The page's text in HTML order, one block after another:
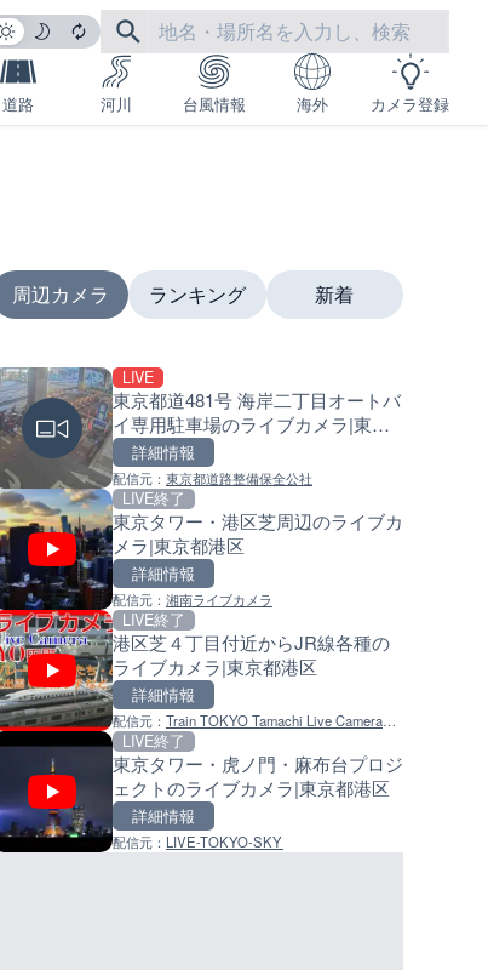
道路 河川 台風情報 海外 カメラ登録
周辺カメラ
LIVE
東京都道481号 海岸二丁目オートバ
イ専用駐車場のライブカメラ|東京
都港区
詳細情報
配信元： 東京都道路整備保全公社
LIVE終了
東京タワー・港区芝周辺のライブカ
メラ|東京都港区
詳細情報
配信元： 湘南ライブカメラ
LIVE終了
港区芝４丁目付近からJR線各種の
ライブカメラ|東京都港区
詳細情報
配信元： Train TOKYO Tamachi Live Camera
and Tourist spots
LIVE終了
東京タワー・虎ノ門・麻布台プロジ
ェクトのライブカメラ|東京都港区
詳細情報
配信元： LIVE-TOKYO-SKY
ランキング
いたみ花火大会のライブカメ
庫県伊丹市
配信元：いたみ花火大会ライブ配信用
石狩川 奈井江8号樋門のライ
ラ|北海道奈井江町
配信元：
広島県道6号 智教寺のライブ
ラ|広島県安芸高田市
配信元：広島県土木局土木整備部道路整
富山県道361号 大浦のライブ
ラ|富山県氷見市
配信元：
新着
南出川水門付近のライブカメ
歌山県日高町
配信元：日高町役場
比井川水門付近から比井崎海
イブカメラ|和歌山県日高町
配信元：
小浦川水門付近から小浦海水
ライブカメラ|和歌山県日高町
配信元：日高町役場
産湯川水門付近のライブカメ
歌山県日高町
配信元：